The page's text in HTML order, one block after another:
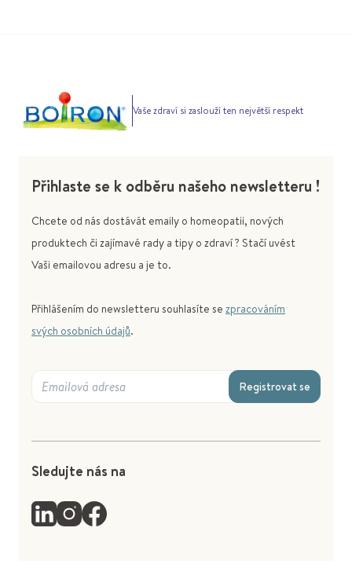
Vaše zdraví si zaslouží ten největší respekt
Přihlaste se k odběru našeho newsletteru !
Chcete od nás dostávát emaily o homeopatii, nových
produktech či zajímavé rady a tipy o zdraví ? Stačí uvést
Vaši emailovou adresu a je to.
Přihlášením do newsletteru souhlasíte se zpracováním
svých osobních údajů.
Registrovat se
Sledujte nás na